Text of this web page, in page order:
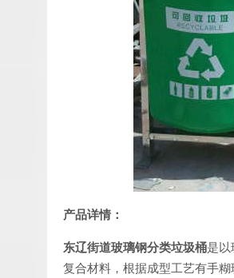
产品详情：
东辽街道玻璃钢分类垃圾桶是
复合材料，根据成型工艺有手